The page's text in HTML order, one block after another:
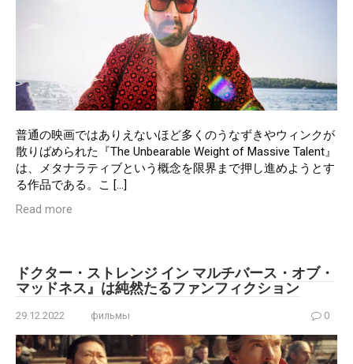
普通の映画ではありえないほど多くのうなずきやウィンクが
散りばめられた『The Unbearable Weight of Massive Talent』
は、メタナラティブという概念を限界まで押し進めようとす
る作品である。こ […]
Read more
ドクター・ストレンジ イン マルチバース・オブ・
マッドネス』は純然たるファンフィクション
29.12.2022 фильмы 0